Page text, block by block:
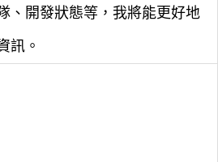
、開發狀態等，我將能更好地
訊。